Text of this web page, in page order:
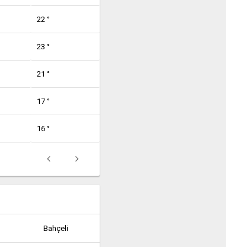
22 °
23 °
21 °
17 °
16 °
Bahçeli